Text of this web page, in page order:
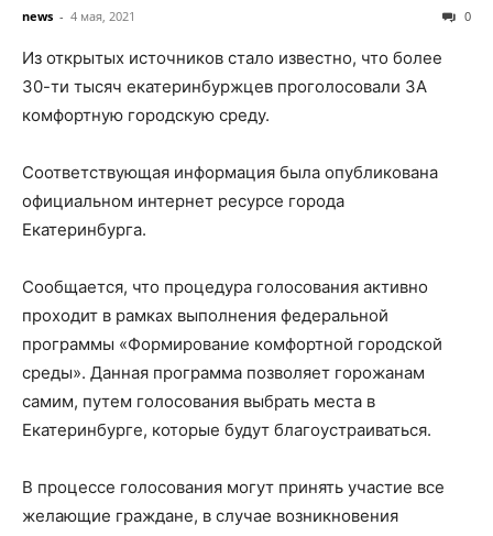
news - 4 мая, 2021 0
Из открытых источников стало известно, что более
30-ти тысяч екатеринбуржцев проголосовали ЗА
комфортную городскую среду.
Соответствующая информация была опубликована
официальном интернет ресурсе города
Екатеринбурга.
Сообщается, что процедура голосования активно
проходит в рамках выполнения федеральной
программы «Формирование комфортной городской
среды». Данная программа позволяет горожанам
самим, путем голосования выбрать места в
Екатеринбурге, которые будут благоустраиваться.
В процессе голосования могут принять участие все
желающие граждане, в случае возникновения